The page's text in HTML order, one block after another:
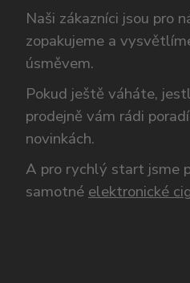
Naši zákazníci jsou pro
zopakujeme a
úsměvem.
Pokud ještě váháte,
prodejně vám rádi
novinkách.
A pro rychlý start jsme
samotné elektronické